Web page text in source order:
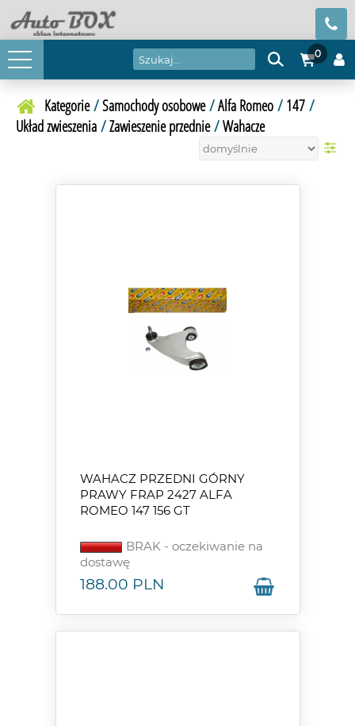
0
Kategorie/Samochody osobowe/Alfa Romeo/ 147/
Układ zwieszenia /Zawieszenie przednie/Wahacze
WAHACZ PRZEDNI GÓRNY
PRAWY FRAP 2427 ALFA
ROMEO 147 156 GT
BRAK - oczekiwanie na
dostawę
188.00 PLN